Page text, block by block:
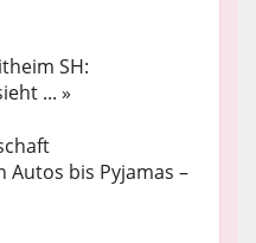
SH:
... »
Autos bis Pyjamas –